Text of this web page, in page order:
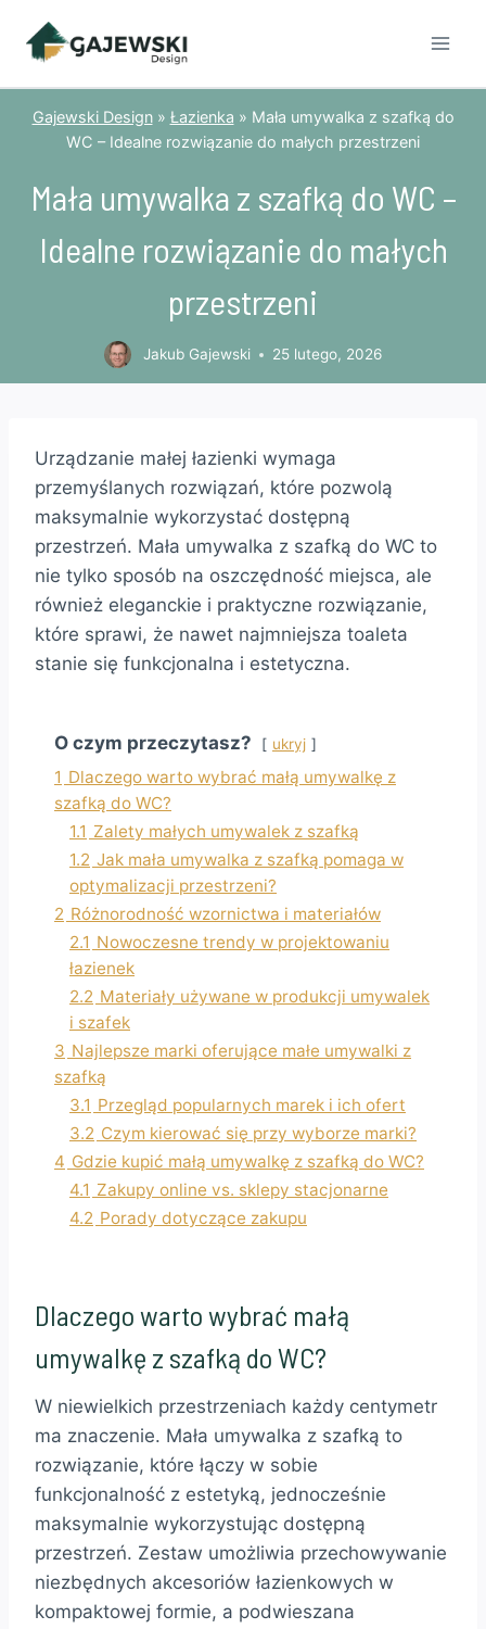
Gajewski Design» Łazienka » Mała umywalka z szafką do
WC – Idealne rozwiązanie do małych przestrzeni
Mała umywalka z szafką do WC –
Idealne rozwiązanie do małych
przestrzeni
Jakub Gajewski 25 lutego, 2026
Urządzanie małej łazienki wymaga
przemyślanych rozwiązań, które pozwolą
maksymalnie wykorzystać dostępną
przestrzeń. Mała umywalka z szafką do WC to
nie tylko sposób na oszczędność miejsca, ale
również eleganckie i praktyczne rozwiązanie,
które sprawi, że nawet najmniejsza toaleta
stanie się funkcjonalna i estetyczna.
O czym przeczytasz? ukryj
1 Dlaczego warto wybrać małą umywalkę z
szafką do WC?
1.1 Zalety małych umywalek z szafką
1.2 Jak mała umywalka z szafką pomaga w
optymalizacji przestrzeni?
2 Różnorodność wzornictwa i materiałów
2.1 Nowoczesne trendy w projektowaniu
łazienek
2.2 Materiały używane w produkcji umywalek
i szafek
3 Najlepsze marki oferujące małe umywalki z
szafką
3.1 Przegląd popularnych marek i ich ofert
3.2 Czym kierować się przy wyborze marki?
4 Gdzie kupić małą umywalkę z szafką do WC?
4.1 Zakupy online vs. sklepy stacjonarne
4.2 Porady dotyczące zakupu
Dlaczego warto wybrać małą
umywalkę z szafką do WC?
W niewielkich przestrzeniach każdy centymetr
ma znaczenie. Mała umywalka z szafką to
rozwiązanie, które łączy w sobie
funkcjonalność z estetyką, jednocześnie
maksymalnie wykorzystując dostępną
przestrzeń. Zestaw umożliwia przechowywanie
niezbędnych akcesoriów łazienkowych w
kompaktowej formie, a podwieszana